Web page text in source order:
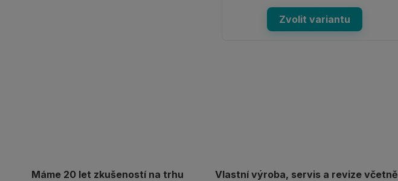
Zvolit variantu
Máme 20 let zkušeností na trhu
Vlastní výroba, servis a revize včetně